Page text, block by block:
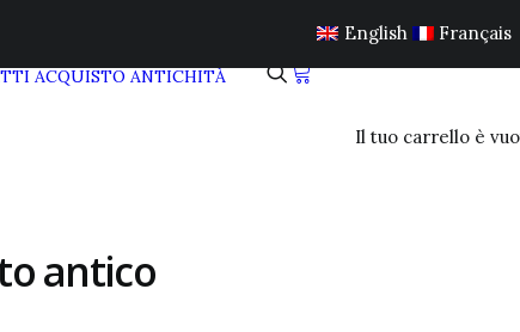
English Français
ACQUISTO ANTICHITÀ
Il tuo carrello è
antico